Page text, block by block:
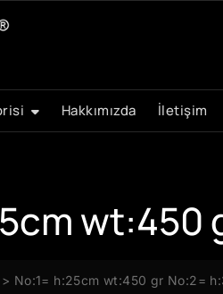
Hakkımızda İletişim
wt:450
> No:1= h:25cm wt:450 gr No:2=